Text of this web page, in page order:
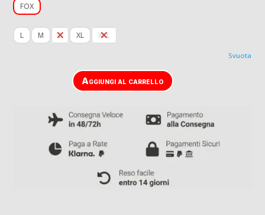
FOX
L M S XL XXL
Svuota
Aggiungi al carrello